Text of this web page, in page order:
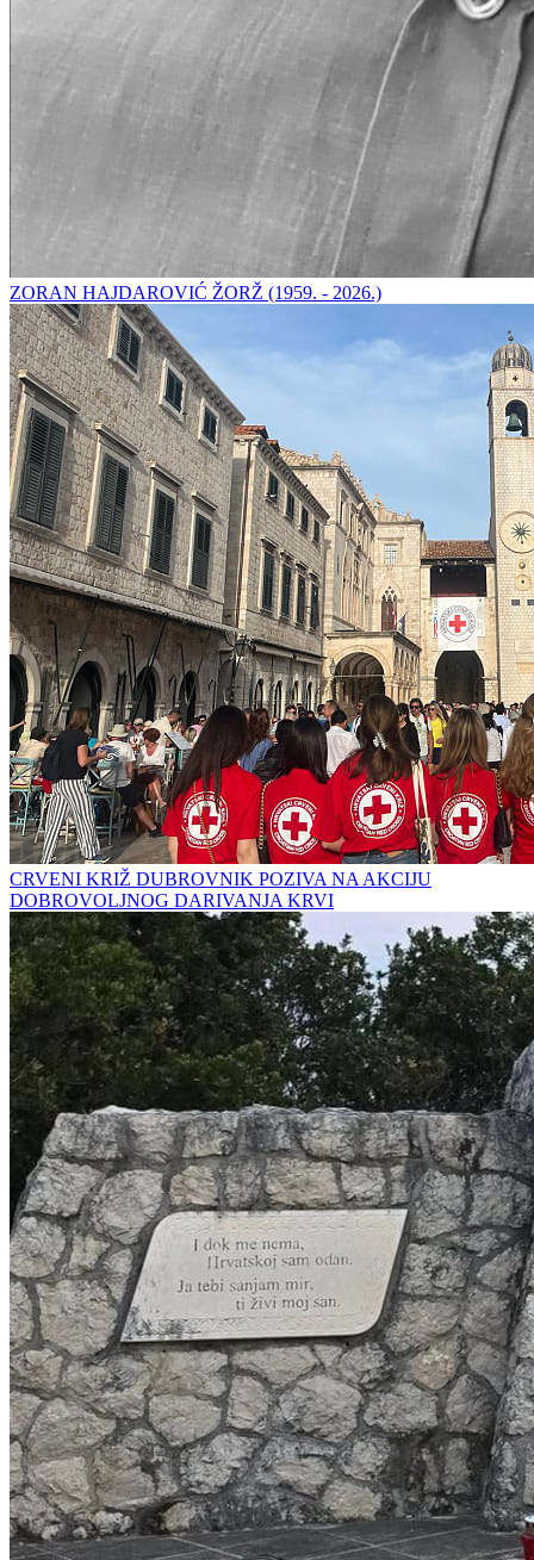
ZORAN HAJDAROVIĆ ŽORŽ (1959. - 2026.)
CRVENI KRIŽ DUBROVNIK POZIVA NA AKCIJU
DOBROVOLJNOG DARIVANJA KRVI